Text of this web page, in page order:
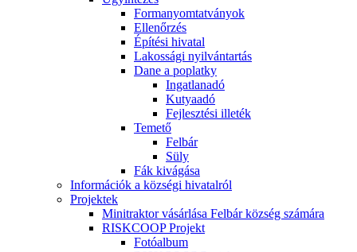
Formanyomtatványok
Ellenőrzés
Építési hivatal
Lakossági nyilvántartás
Dane a poplatky
Ingatlanadó
Kutyaadó
Fejlesztési illeték
Temető
Felbár
Süly
Fák kivágása
Információk a községi hivatalról
Projektek
Minitraktor vásárlása Felbár község számára
RISKCOOP Projekt
Fotóalbum